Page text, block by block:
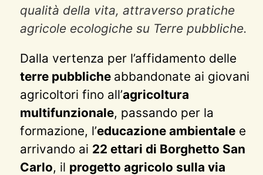
qualità della vita, attraverso pratiche
agricole ecologiche su Terre pubbliche.
Dalla vertenza per l’affidamento delle
terre pubbliche abbandonate ai giovani
agricoltori fino all’agricoltura
multifunzionale, passando per la
formazione, l’educazione ambientale e
arrivando ai 22 ettari di Borghetto San
Carlo, il progetto agricolo sulla via